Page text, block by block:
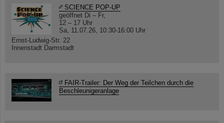
SCIENCE POP-UP
geöffnet Di – Fr,
12 – 17 Uhr
Sa, 11.07.26, 10:30-16:00 Uhr
Ernst-Ludwig-Str. 22
Innenstadt Darmstadt
FAIR-Trailer: Der Weg der Teilchen durch die
Beschleunigeranlage